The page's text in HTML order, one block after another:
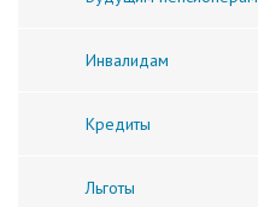
Инвалидам
Кредиты
Льготы